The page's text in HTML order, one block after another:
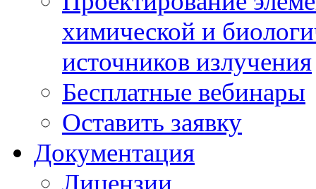
химической и
источников излучения
Бесплатные вебинары
Оставить заявку
Документация
Лицензии